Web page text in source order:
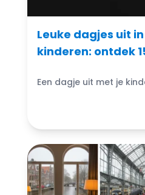
Leuke dagjes uit
kinderen: ontdek